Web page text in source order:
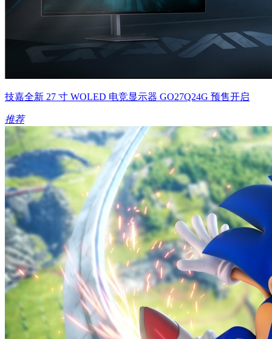
技嘉全新 27 寸 WOLED 电竞显示器 GO27Q24G 预售开启
推荐